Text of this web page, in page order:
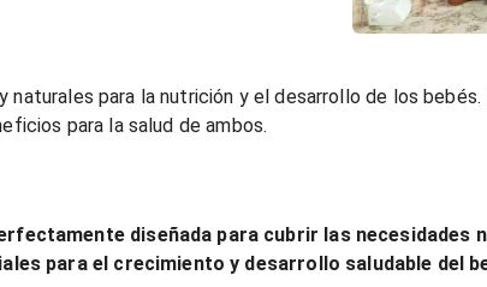
naturales para la nutrición y el desarrollo de los
para la salud de ambos.
diseñada para cubrir las necesidades
para el crecimiento y desarrollo saludable del